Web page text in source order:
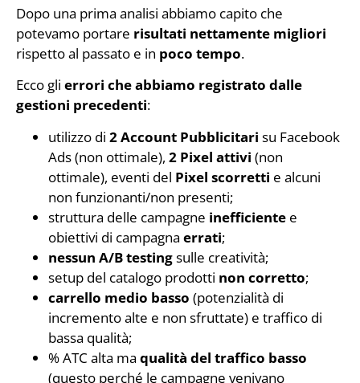
Dopo una prima analisi abbiamo capito che
potevamo portare risultati nettamente migliori
rispetto al passato e in poco tempo.
Ecco gli errori che abbiamo registrato dalle
gestioni precedenti:
utilizzo di 2 Account Pubblicitari su Facebook
Ads (non ottimale), 2 Pixel attivi (non
ottimale), eventi del Pixel scorretti e alcuni
non funzionanti/non presenti;
struttura delle campagne inefficiente e
obiettivi di campagna errati;
nessun A/B testingsulle creatività;
setup del catalogo prodotti non corretto;
carrello medio basso (potenzialità di
incremento alte e non sfruttate) e traffico di
bassa qualità;
% ATC alta ma qualità del traffico basso
(questo perché le campagne venivano